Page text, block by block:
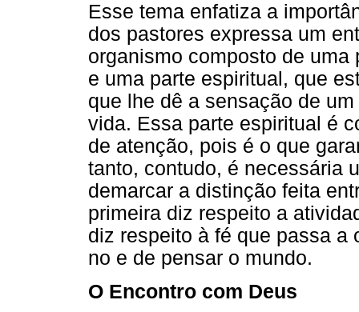
Esse tema enfatiza a
dos pastores expressa um
organismo composto de
e uma parte espiritual, que
que lhe dê a sensação de
vida. Essa parte espiritual é
de atenção, pois é o que
tanto, contudo, é necessária
demarcar a distinção feita
primeira diz respeito a
diz respeito à fé que passa a
no e de pensar o mundo.
O Encontro com Deus